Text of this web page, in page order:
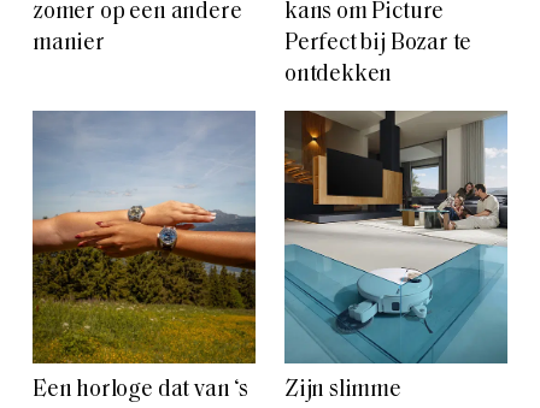
zomer op een andere
manier
kans om Picture
Perfect bij Bozar te
ontdekken
Een horloge dat van ‘s
Zijn slimme